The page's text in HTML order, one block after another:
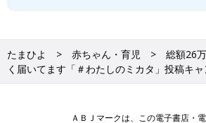
たまひよ 赤ちゃん・育児
総額26
く届いてます「＃わたしのミカタ」投稿キ
ＡＢＪマークは、この電子書店・